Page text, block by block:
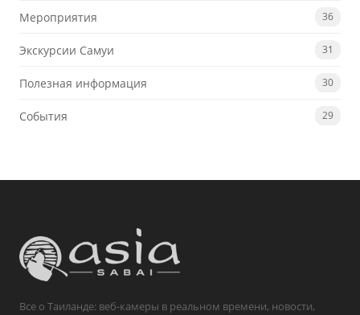
Мероприятия 36
Экскурсии Самуи 31
Полезная информация 30
События 29
Все о Таиланде: веб-камеры в реальном времени, новости,